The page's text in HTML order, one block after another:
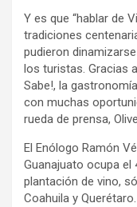
Y es que “hablar de
tradiciones
pudieron
los turistas. Gracias
Sabe!, la
con muchas
rueda de prensa,
El Enólogo Ramón
Guanajuato ocupa el
plantación de vino,
Coahuila y